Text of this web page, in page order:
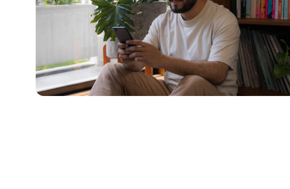
Peigo
Billetera virtual respaldada por